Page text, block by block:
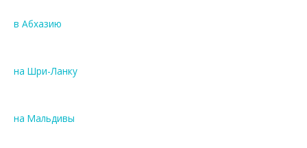
в Абхазию
на Шри-Ланку
на Мальдивы